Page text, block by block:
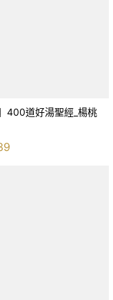
400道好湯聖經_楊桃